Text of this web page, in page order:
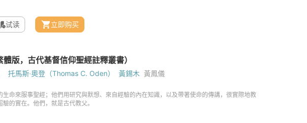
试读 立即购买
托馬斯‧奧登（Thomas C. Oden） 黃錫木 黃鳳儀